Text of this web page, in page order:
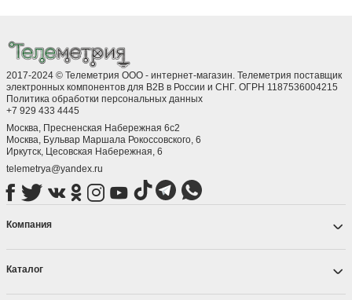
2017-2024 © Телеметрия ООО - интернет-магазин. Телеметрия поставщик
электронных компонентов для B2B в России и СНГ. ОГРН 1187536004215
Политика обработки персональных данных
+7 929 433 4445
Москва, Пресненская Набережная 6с2
Москва, ​Бульвар Маршала Рокоссовского, 6
Иркутск, ​Цесовская Набережная, 6
telemetrya@yandex.ru
Компания
Каталог